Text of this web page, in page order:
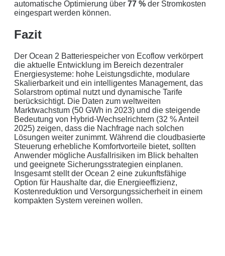
automatische Optimierung über 77 % der Stromkosten
eingespart werden können.
Fazit
Der Ocean 2 Batteriespeicher von Ecoflow verkörpert
die aktuelle Entwicklung im Bereich dezentraler
Energiesysteme: hohe Leistungsdichte, modulare
Skalierbarkeit und ein intelligentes Management, das
Solarstrom optimal nutzt und dynamische Tarife
berücksichtigt. Die Daten zum weltweiten
Marktwachstum (50 GWh in 2023) und die steigende
Bedeutung von Hybrid-Wechselrichtern (32 % Anteil
2025) zeigen, dass die Nachfrage nach solchen
Lösungen weiter zunimmt. Während die cloudbasierte
Steuerung erhebliche Komfortvorteile bietet, sollten
Anwender mögliche Ausfallrisiken im Blick behalten
und geeignete Sicherungsstrategien einplanen.
Insgesamt stellt der Ocean 2 eine zukunftsfähige
Option für Haushalte dar, die Energieeffizienz,
Kostenreduktion und Versorgungssicherheit in einem
kompakten System vereinen wollen.